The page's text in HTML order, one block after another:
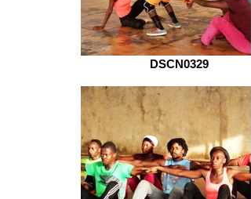
DSCN0329